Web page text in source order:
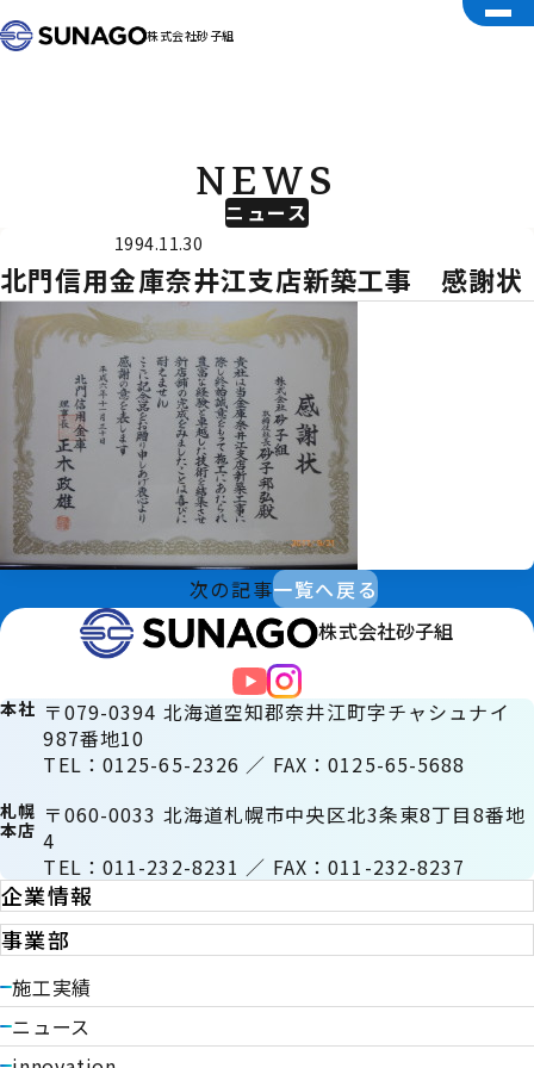
株式会社砂子組
ニュース
NEWS
1994.11.30
北門信用金庫奈井江支店新築工事 感謝状
次の記事一覧へ戻る
株式会社砂子組
本社 〒079-0394 北海道空知郡奈井江町字チャシュナイ
987番地10
TEL：0125-65-2326 ／ FAX：0125-65-5688
札幌
本店
〒060-0033 北海道札幌市中央区北3条東8丁目8番地
4
TEL：011-232-8231 ／ FAX：011-232-8237
企業情報
事業部
施工実績
ニュース